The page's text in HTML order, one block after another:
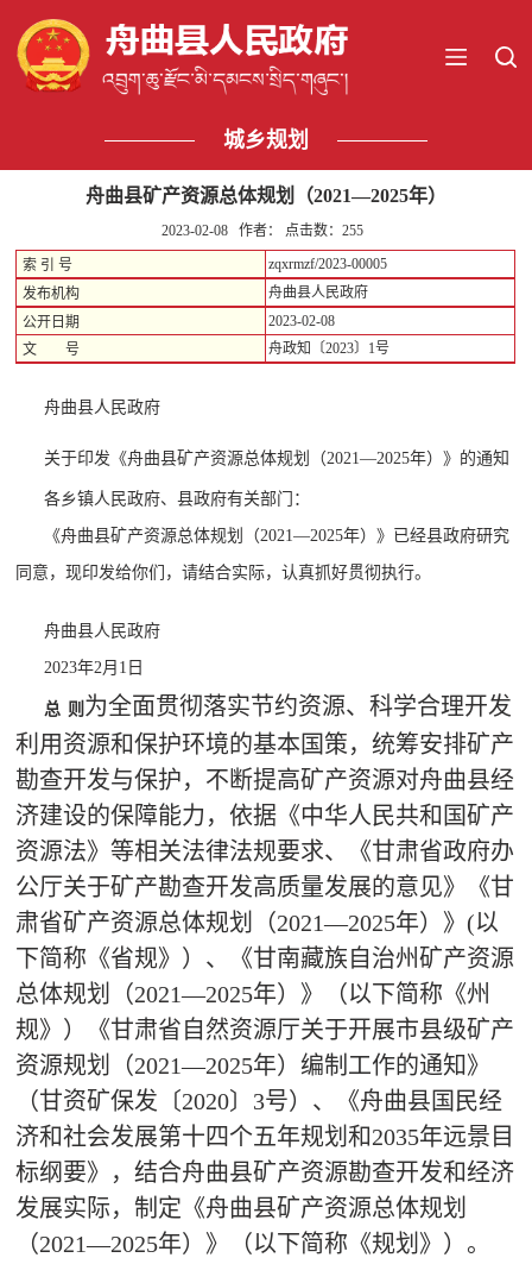
城乡规划
舟曲县矿产资源总体规划（2021—2025年）
2023-02-08 作者： 点击数： 255
索 引 号
zqxrmzf/2023-00005
发布机构
舟曲县人民政府
公开日期
2023-02-08
文 号
舟政知〔2023〕1号
舟曲县人民政府
关于印发《舟曲县矿产资源总体规划（2021—2025年）》的通知
各乡镇人民政府、县政府有关部门：
《舟曲县矿产资源总体规划（2021—2025年）》 已经县政府研究
同意，现印发给你们，请结合实际，认真抓好贯彻执行。
舟曲县人民政府
2023年2月1日
总 则 为全面贯彻落实节约资源、科学合理开发
利用资源和保护环境的基本国策，统筹安排矿产
勘查开发与保护，不断提高矿产资源对舟曲县经
济建设的保障能力，依据《中华人民共和国矿产
资源法》等相关法律法规要求、《甘肃省政府办
公厅关于矿产勘查开发高质量发展的意见》《甘
肃省矿产资源总体规划（2021—2025年）》(以
下简称《省规》）、《甘南藏族自治州矿产资源
总体规划（2021—2025年）》（以下简称《州
规》）《甘肃省自然资源厅关于开展市县级矿产
资源规划（2021—2025年）编制工作的通知》
（甘资矿保发〔2020〕3号）、《舟曲县国民经
济和社会发展第十四个五年规划和2035年远景目
标纲要》，结合舟曲县矿产资源勘查开发和经济
发展实际，制定《舟曲县矿产资源总体规划
（2021—2025年）》（以下简称《规划》）。